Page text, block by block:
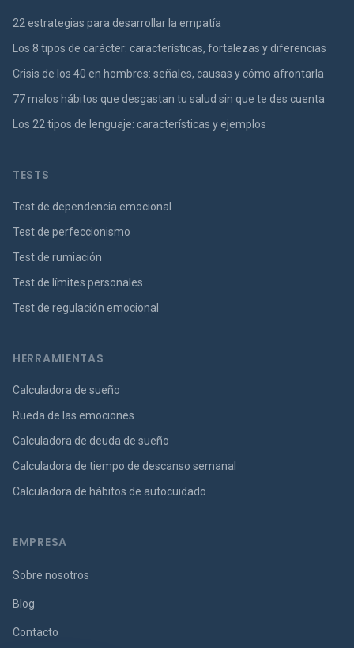
22 estrategias para desarrollar la empatía
Los 8 tipos de carácter: características, fortalezas y diferencias
Crisis de los 40 en hombres: señales, causas y cómo afrontarla
77 malos hábitos que desgastan tu salud sin que te des cuenta
Los 22 tipos de lenguaje: características y ejemplos
TESTS
Test de dependencia emocional
Test de perfeccionismo
Test de rumiación
Test de límites personales
Test de regulación emocional
HERRAMIENTAS
Calculadora de sueño
Rueda de las emociones
Calculadora de deuda de sueño
Calculadora de tiempo de descanso semanal
Calculadora de hábitos de autocuidado
EMPRESA
Sobre nosotros
Blog
Contacto